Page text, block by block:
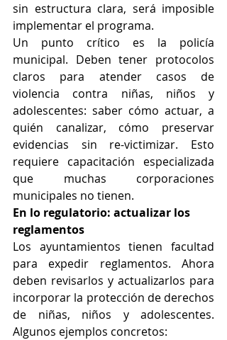
sin estructura clara, será imposible
implementar el programa.
Un punto crítico es la policía
municipal. Deben tener protocolos
claros para atender casos de
violencia contra niñas, niños y
adolescentes: saber cómo actuar, a
quién canalizar, cómo preservar
evidencias sin re-victimizar. Esto
requiere capacitación especializada
que muchas corporaciones
municipales no tienen.
En lo regulatorio: actualizar los
reglamentos
Los ayuntamientos tienen facultad
para expedir reglamentos. Ahora
deben revisarlos y actualizarlos para
incorporar la protección de derechos
de niñas, niños y adolescentes.
Algunos ejemplos concretos: